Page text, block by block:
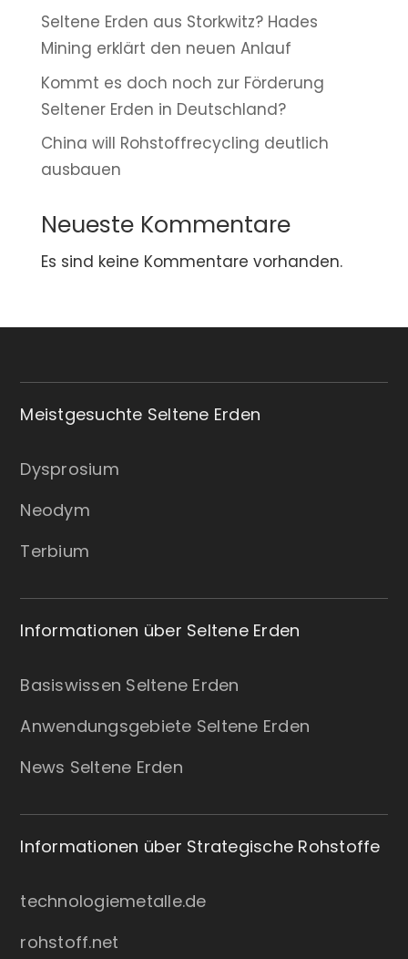
Seltene Erden aus Storkwitz? Hades
Mining erklärt den neuen Anlauf
Kommt es doch noch zur Förderung
Seltener Erden in Deutschland?
China will Rohstoffrecycling deutlich
ausbauen
Neueste Kommentare
Es sind keine Kommentare vorhanden.
Meistgesuchte Seltene Erden
Dysprosium
Neodym
Terbium
Informationen über Seltene Erden
Basiswissen Seltene Erden
Anwendungsgebiete Seltene Erden
News Seltene Erden
Informationen über Strategische Rohstoffe
technologiemetalle.de
rohstoff.net